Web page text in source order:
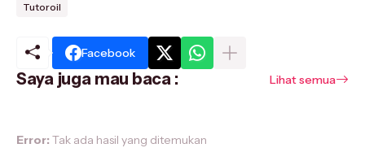
Tutoroil
Facebook
Saya juga mau baca : Lihat semua
Error: Tak ada hasil yang ditemukan